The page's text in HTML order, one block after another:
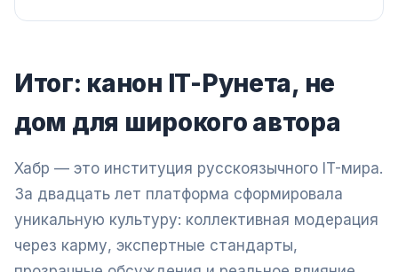
Итог: канон IT-Рунета, не
дом для широкого автора
Хабр — это институция русскоязычного IT-мира.
За двадцать лет платформа сформировала
уникальную культуру: коллективная модерация
через карму, экспертные стандарты,